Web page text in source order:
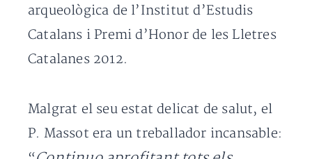
arqueològica de l’Institut d’Estudis
Catalans i Premi d’Honor de les Lletres
Catalanes 2012.
Malgrat el seu estat delicat de salut, el
P. Massot era un treballador incansable: